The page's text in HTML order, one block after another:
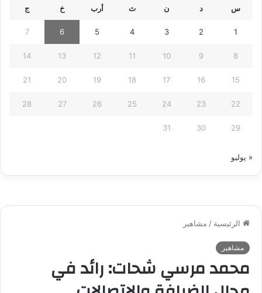
س د ن ث أرب خ ج
1
2
3
4
5
6
7
8
9
10
11
12
13
14
15
16
17
18
19
20
21
22
23
24
25
26
27
28
29
30
31
« يوليو